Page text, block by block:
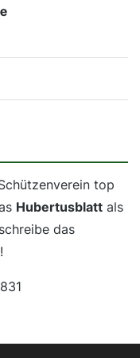
top
Hubertusblatt als
das